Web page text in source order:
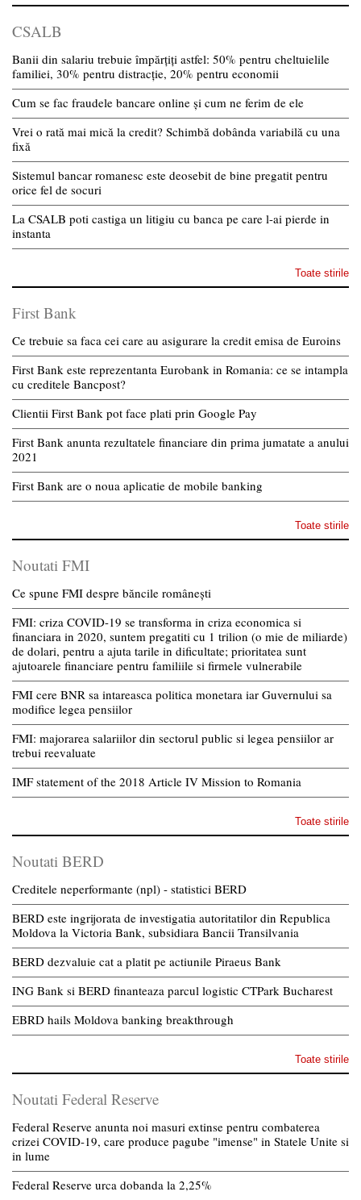
CSALB
Banii din salariu trebuie împărțiți astfel: 50% pentru cheltuielile
familiei, 30% pentru distracție, 20% pentru economii
Cum se fac fraudele bancare online și cum ne ferim de ele
Vrei o rată mai mică la credit? Schimbă dobânda variabilă cu una
fixă
Sistemul bancar romanesc este deosebit de bine pregatit pentru
orice fel de socuri
La CSALB poti castiga un litigiu cu banca pe care l-ai pierde in
instanta
Toate stirile
First Bank
Ce trebuie sa faca cei care au asigurare la credit emisa de Euroins
First Bank este reprezentanta Eurobank in Romania: ce se intampla
cu creditele Bancpost?
Clientii First Bank pot face plati prin Google Pay
First Bank anunta rezultatele financiare din prima jumatate a anului
2021
First Bank are o noua aplicatie de mobile banking
Toate stirile
Noutati FMI
Ce spune FMI despre băncile românești
FMI: criza COVID-19 se transforma in criza economica si
financiara in 2020, suntem pregatiti cu 1 trilion (o mie de miliarde)
de dolari, pentru a ajuta tarile in dificultate; prioritatea sunt
ajutoarele financiare pentru familiile si firmele vulnerabile
FMI cere BNR sa intareasca politica monetara iar Guvernului sa
modifice legea pensiilor
FMI: majorarea salariilor din sectorul public si legea pensiilor ar
trebui reevaluate
IMF statement of the 2018 Article IV Mission to Romania
Toate stirile
Noutati BERD
Creditele neperformante (npl) - statistici BERD
BERD este ingrijorata de investigatia autoritatilor din Republica
Moldova la Victoria Bank, subsidiara Bancii Transilvania
BERD dezvaluie cat a platit pe actiunile Piraeus Bank
ING Bank si BERD finanteaza parcul logistic CTPark Bucharest
EBRD hails Moldova banking breakthrough
Toate stirile
Noutati Federal Reserve
Federal Reserve anunta noi masuri extinse pentru combaterea
crizei COVID-19, care produce pagube "imense" in Statele Unite si
in lume
Federal Reserve urca dobanda la 2,25%